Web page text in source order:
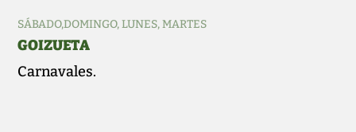
SÁBADO,DOMINGO, LUNES, MARTES
GOIZUETA
Carnavales.